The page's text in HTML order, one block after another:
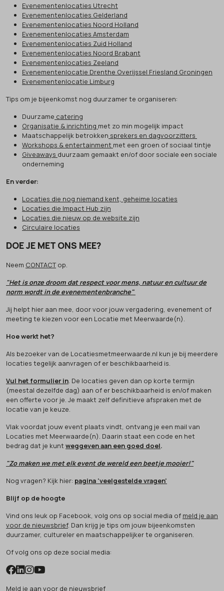
Evenementenlocaties Utrecht
Evenementenlocaties Gelderland
Evenementenlocaties Noord Holland
Evenementenlocaties Amsterdam
Evenementenlocaties Zuid Holland
Evenementenlocaties Noord Brabant
Evenementenlocaties Zeeland
Evenementenlocatie Drenthe Overijssel Friesland Groningen
Evenementenlocatie Limburg
Tips om je bijeenkomst nog duurzamer te organiseren:
Duurzame catering
Organisatie & inrichting met zo min mogelijk impact
Maatschappelijk betrokken sprekers en dagvoorzitters
Workshops & entertainment met een groen of sociaal tintje
Giveaways duurzaam gemaakt en/of door sociale een sociale
onderneming
En verder:
Locaties die nog niemand kent, geheime locaties
Locaties die Impact Hub zijn
Locaties die nieuw op de website zijn
Circulaire locaties
DOE JE MET ONS MEE?
Neem CONTACTop.
"Het is onze droom dat respect voor mens, natuur en cultuur de
norm wordt in de evenementenbranche"
Jij helpt hier aan mee, door voor jouw vergadering, evenement of
meeting te kiezen voor een Locatie met Meerwaarde(n).
Hoe werkt het?
Als bezoeker van de Locatiesmetmeerwaarde.nl kun je bij meerdere
locaties tegelijk aanvragen of er beschikbaarheid is.
Vul het formulier in. De locaties geven dan op korte termijn
(meestal dezelfde dag) aan of er beschikbaarheid is en/of maken
een offerte voor je. Je maakt zelf definitieve afspraken met de
locatie van je keuze.
Vlak voordat jouw event plaats vindt, ontvang je een mail van
Locaties met Meerwaarde(n). Daarin staat een code en het
bedrag dat je kunt weggeven aan een goed doel.
"Zo maken we met elk event de wereld een beetje mooier!"
Nog vragen? Kijk hier: pagina 'veelgestelde vragen'
Blijf op de hoogte
Vind ons leuk op Facebook, volg ons op social media of meld je aan
voor de nieuwsbrief. Dan krijg je tips om jouw bijeenkomsten
duurzamer, cultureler en maatschappelijker te organiseren.
Of volg ons op deze social media:
Meld je aan voor de nieuwsbrief